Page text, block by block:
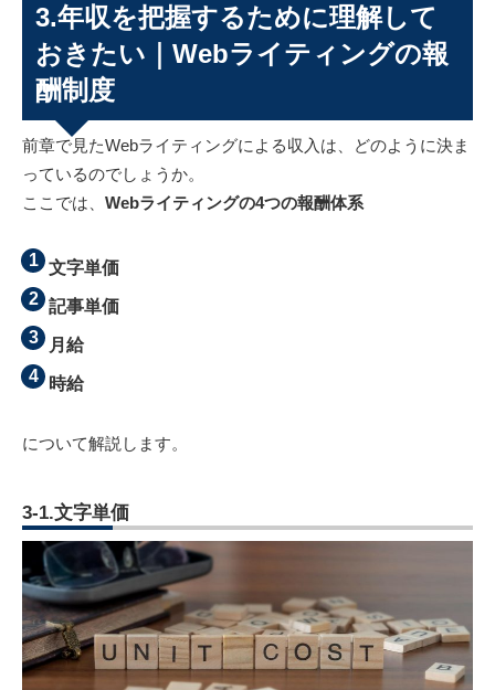
3.年収を把握するために理解して
おきたい｜Webライティングの報
酬制度
前章で見たWebライティングによる収入は、どのように決ま
っているのでしょうか。
ここでは、 Webライティングの4つの報酬体系
文字単価
記事単価
月給
時給
について解説します。
3-1.文字単価